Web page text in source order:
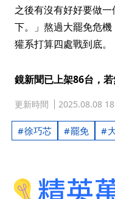
之後有沒有好好要做
下。」熬過大罷免危
獾系打算四處戰到底。
鏡新聞已上架86台，
更新時間 2025.08.08
徐巧芯 罷免